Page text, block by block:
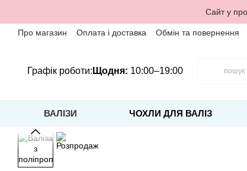
Сайт у
Про магазин Оплата і доставка Обмін та повернення
Графік роботи: Щодня: 10:00–19:00
ВАЛІЗИ ЧОХЛИ ДЛЯ ВАЛІЗ